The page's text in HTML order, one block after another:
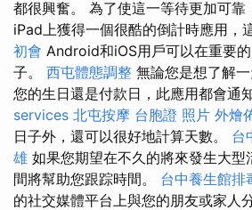
都很興奮。 為了使這一等待更加可
iPad上獲得一個很酷的倒計時應用，
初會 Android和iOS用戶可以在重要
子。 西屯體態調整 無論您是想了解
您的生日還是付款日，此應用都會通
services 北屯按摩 台胞證 照片 外燴
日子外，還可以很好地計算天數。 台
雄 如果您期望在不久的將來發生大型
間將幫助您跟踪時間。 台中養生館排
的社交媒體平台上與您的朋友或家人